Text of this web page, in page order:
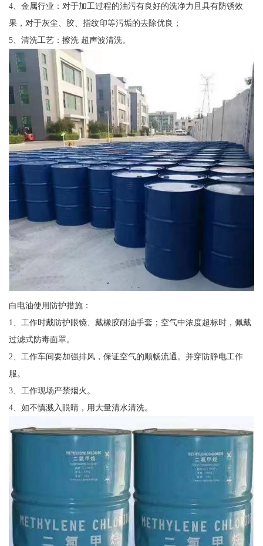
4、金属行业：对于加工过程的油污有良好的洗净力且具有防锈效
果，对于灰尘、胶、指纹印等污垢的去除优良；
5、清洗工艺：擦洗 超声波清洗。
白电油使用防护措施：
1、工作时戴防护眼镜、戴橡胶耐油手套；空气中浓度超标时，佩戴
过滤式防毒面罩。
2、工作车间要加强排风，保证空气的顺畅流通。并穿防静电工作
服。
3、工作现场严禁烟火。
4、如不慎溅入眼睛，用大量清水清洗。